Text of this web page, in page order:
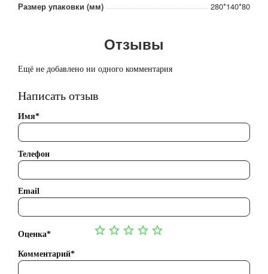
Размер упаковки (мм)
280*140*80
Отзывы
Ещё не добавлено ни одного комментария
Написать отзыв
Имя*
Телефон
Email
Оценка*
Комментарий*